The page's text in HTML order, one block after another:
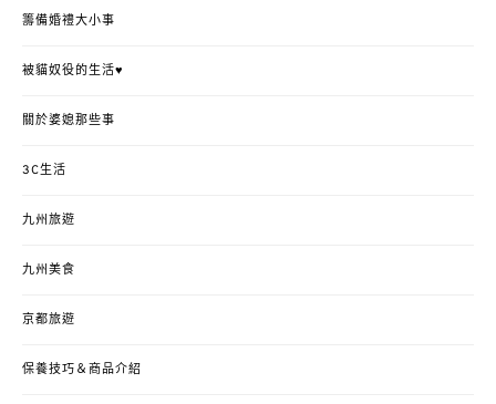
籌備婚禮大小事
被貓奴役的生活♥
關於婆媳那些事
3C生活
九州旅遊
九州美食
京都旅遊
保養技巧＆商品介紹